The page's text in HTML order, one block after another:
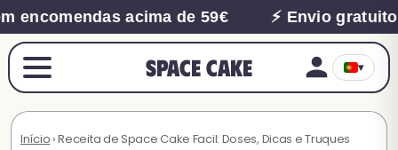
acima de 59€ ⚡ Envio gratuito
Space Cake ▾
Início › Receita de Space Cake Facil: Doses, Dicas e Truques